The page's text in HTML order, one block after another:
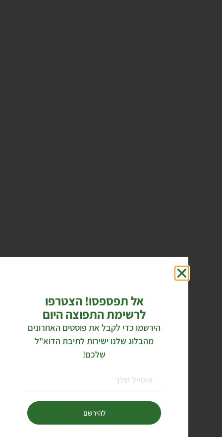
אל תפספסו! הצטרפו
לרשימת התפוצה היום
הירשמו כדי לקבל את פוסטים האחרונים
מהבלוג שלנו ישירות לתיבת הדוא"ל
שלכם!
להירשם